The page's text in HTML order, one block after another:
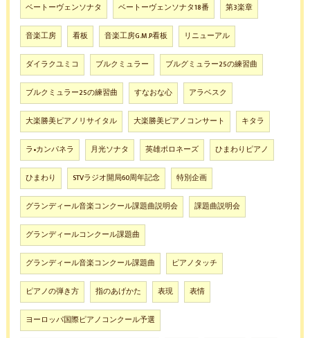
ベートーヴェンソナタ ベートーヴェンソナタ18番 第3楽章
音楽工房 看板 音楽工房G.M.P看板 リニューアル
ダイラクユミコ ブルクミュラー ブルグミュラー25の練習曲
ブルクミュラー25の練習曲 すなおな心 アラベスク
大楽勝美ピアノリサイタル 大楽勝美ピアノコンサート キタラ
ラ•カンパネラ 月光ソナタ 英雄ポロネーズ ひまわりピアノ
ひまわり STVラジオ開局60周年記念 特別企画
グランディール音楽コンクール課題曲説明会 課題曲説明会
グランディールコンクール課題曲
グランディール音楽コンクール課題曲 ピアノタッチ
ピアノの弾き方 指のあげかた 表現 表情
ヨーロッパ国際ピアノコンクール予選